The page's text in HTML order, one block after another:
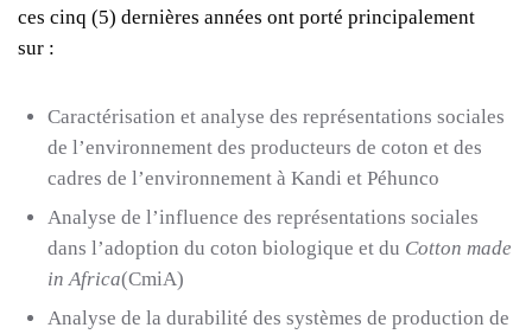
ces cinq (5) dernières années ont porté principalement
sur :
Caractérisation et analyse des représentations sociales
de l’environnement des producteurs de coton et des
cadres de l’environnement à Kandi et Péhunco
Analyse de l’influence des représentations sociales
dans l’adoption du coton biologique et du Cotton made
in Africa(CmiA)
Analyse de la durabilité des systèmes de production de